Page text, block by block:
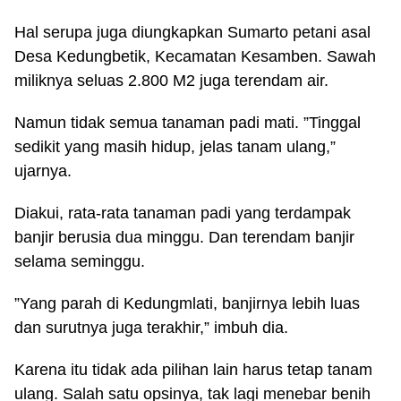
Hal serupa juga diungkapkan Sumarto petani asal
Desa Kedungbetik, Kecamatan Kesamben. Sawah
miliknya seluas 2.800 M2 juga terendam air.
Namun tidak semua tanaman padi mati. ”Tinggal
sedikit yang masih hidup, jelas tanam ulang,”
ujarnya.
Diakui, rata-rata tanaman padi yang terdampak
banjir berusia dua minggu. Dan terendam banjir
selama seminggu.
”Yang parah di Kedungmlati, banjirnya lebih luas
dan surutnya juga terakhir,” imbuh dia.
Karena itu tidak ada pilihan lain harus tetap tanam
ulang. Salah satu opsinya, tak lagi menebar benih